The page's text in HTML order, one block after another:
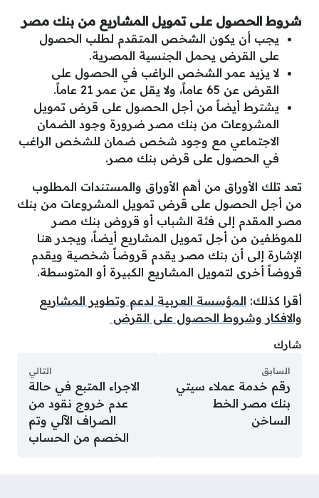
شروط الحصول على تمويل المشاريع من بنك مصر
يجب أن يكون الشخص المتقدم لطلب الحصول
على القرض يحمل الجنسية المصرية.
لا يزيد عمر الشخص الراغب في الحصول على
القرض عن 65 عاماً، ولا يقل عن عمر 21 عاماً.
يشترط أيضاً من أجل الحصول على قرض تمويل
المشروعات من بنك مصر ضرورة وجود الضمان
الاجتماعي مع وجود شخص ضمان للشخص الراغب
في الحصول على قرض بنك مصر.
تعد تلك الأوراق من أهم الأوراق والمستندات المطلوب
من أجل الحصول على قرض تمويل المشروعات من بنك
مصر المقدم إلى فئة الشباب أو قروض بنك مصر
للموظفين من أجل تمويل المشاريع أيضاً، ويجدر هنا
الإشارة إلى أن بنك مصر يقدم قروضاً شخصية ويقدم
قروضاً أخرى لتمويل المشاريع الكبيرة أو المتوسطة.
أقرا كذلك: المؤسسة العربية لدعم وتطوير المشاريع
والافكار وشروط الحصول على القرض
شارك
السابق
رقم خدمة عملاء سيتي
بنك مصر الخط
الساخن
التالي
الاجراء المتبع في حالة
عدم خروج نقود من
الصراف الآلي وتم
الخصم من الحساب